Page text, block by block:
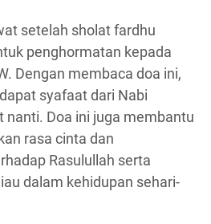
setelah sholat fardhu
penghormatan kepada
Dengan membaca doa ini,
syafaat dari Nabi
nanti. Doa ini juga membantu
rasa cinta dan
Rasulullah serta
dalam kehidupan sehari-